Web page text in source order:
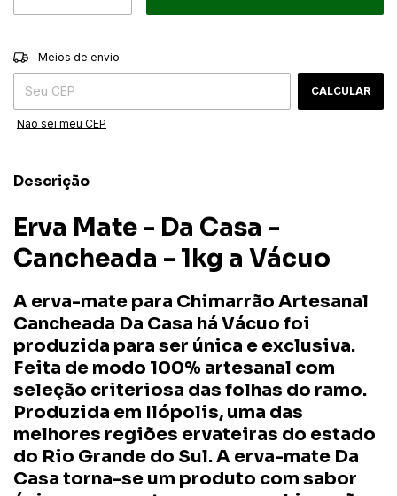
Entregas para o CEP:
Meios de envio
CALCULAR
Não sei meu CEP
Descrição
Erva Mate - Da Casa -
Cancheada - 1kg a Vácuo
A erva-mate para Chimarrão Artesanal
Cancheada Da Casa há Vácuo foi
produzida para ser única e exclusiva.
Feita de modo 100% artesanal com
seleção criteriosa das folhas do ramo.
Produzida em Ilópolis, uma das
melhores regiões ervateiras do estado
do Rio Grande do Sul. A erva-mate Da
Casa torna-se um produto com sabor